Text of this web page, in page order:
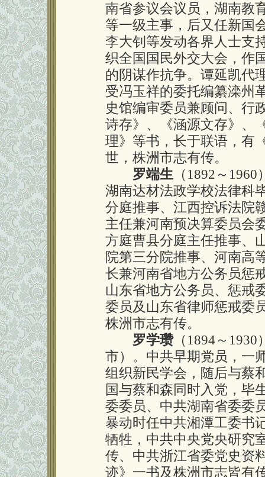
南省参议会议员，湖南教
等一级主事，后又任新国
李大钊等发动各界人士支
织全国国民外交大会，作
的阴谋作抗争。谭延凯代
受冯玉祥的委托编纂滦州
史馆编审委员兼顾问、行
诗存》、《涵源文存》、
理》等书，长于联语，有
世，株洲市志有传。
罗端生 （1892～
湖南达材法政学校法律科
分庭推事、江西控诉法院
主任兼河南预决算委员会
方庭曹县分庭主任推事、
院第三分院推事、河南高
长兼河南省地方公务员惩
山东省地方公务员、惩戒
委员及山东省律师惩戒委
株洲市志有传。
罗学瓒（1894～1930
市）。中共早期党员，一
组织新民学会，随后与蔡
国与蔡和森同时入党，毕
委委员、中共湖南省委委
暴动时任中共湘潭工委书
牺牲，中共中央党央研究
传、中共浙江省委党史资
迹》一书及株洲市志皆有